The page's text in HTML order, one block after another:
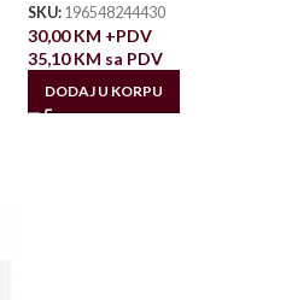
SKU: 196548244430
30,00KM +PDV
35,10KM sa PDV
DODAJ U KORPU